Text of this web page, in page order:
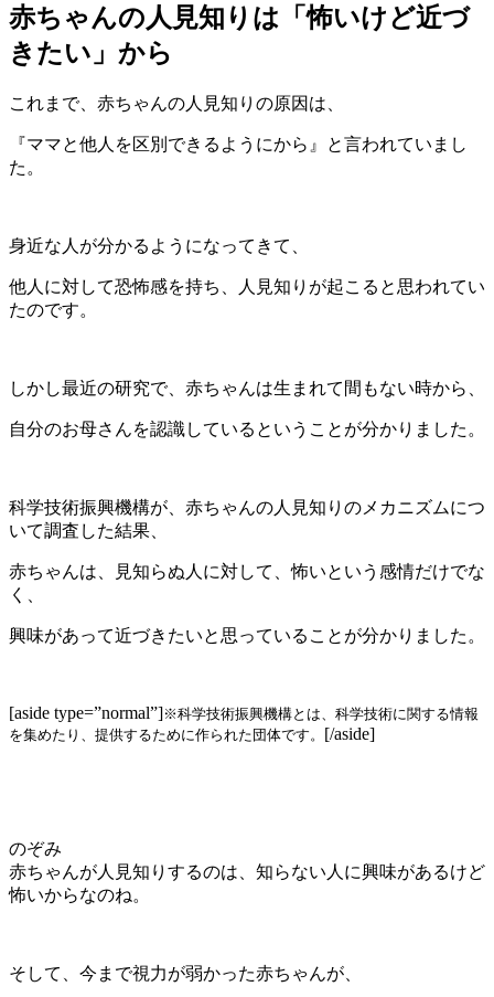
赤ちゃんの人見知りは「怖いけど近づ
きたい」から
これまで、赤ちゃんの人見知りの原因は、
『ママと他人を区別できるようにから』と言われていまし
た。
身近な人が分かるようになってきて、
他人に対して恐怖感を持ち、人見知りが起こると思われてい
たのです。
しかし最近の研究で、赤ちゃんは生まれて間もない時から、
自分のお母さんを認識しているということが分かりました。
科学技術振興機構が、赤ちゃんの人見知りのメカニズムにつ
いて調査した結果、
赤ちゃんは、見知らぬ人に対して、怖いという感情だけでな
く、
興味があって近づきたいと思っていることが分かりました。
[aside type=”normal”]※科学技術振興機構とは、科学技術に関する情報
を集めたり、提供するために作られた団体です。 [/aside]
のぞみ
赤ちゃんが人見知りするのは、知らない人に興味があるけど
怖いからなのね。
そして、今まで視力が弱かった赤ちゃんが、